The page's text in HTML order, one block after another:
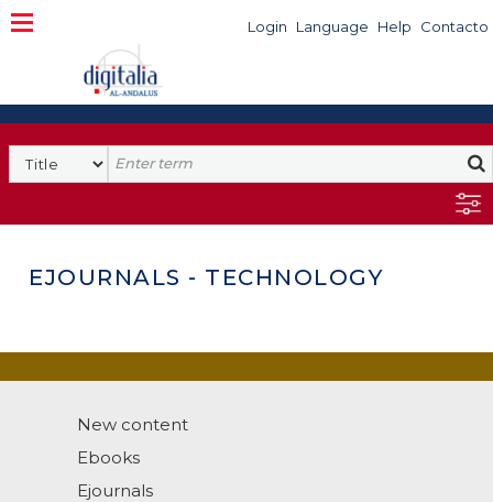
Login Language Help Contacto
EJOURNALS - TECHNOLOGY
New content
Ebooks
Ejournals